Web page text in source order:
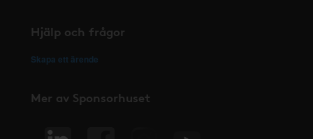
Hjälp och frågor
Skapa ett ärende
Mer av Sponsorhuset